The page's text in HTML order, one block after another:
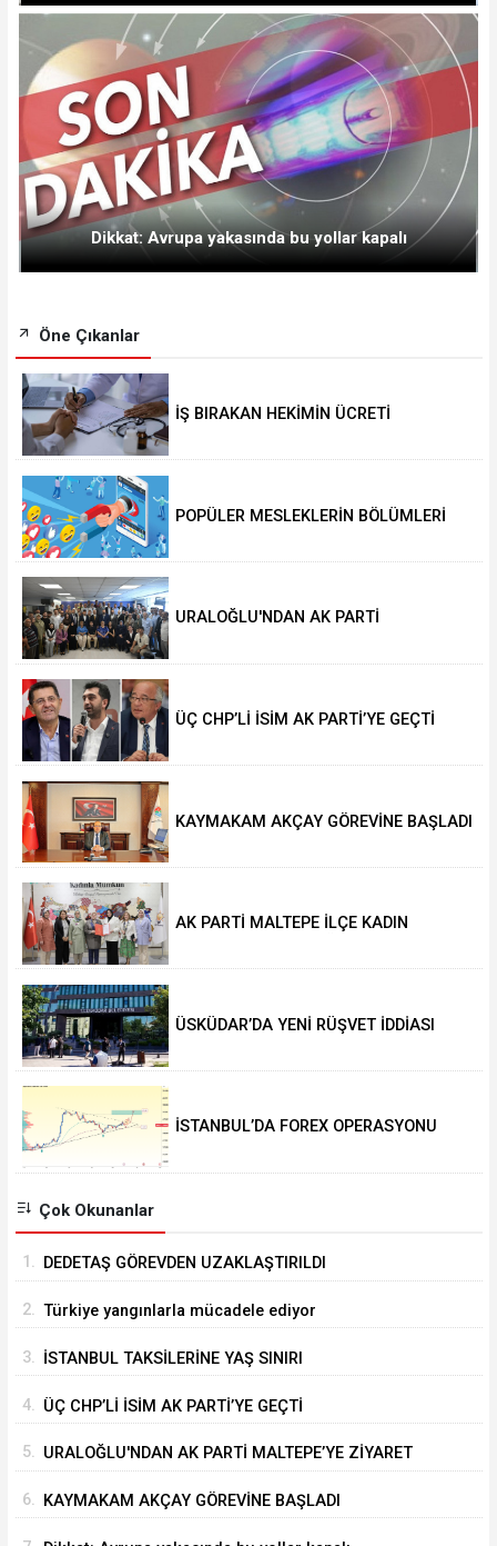
Dikkat: Avrupa yakasında bu yollar kapalı
Öne Çıkanlar
İŞ BIRAKAN HEKİMİN ÜCRETİ
POPÜLER MESLEKLERİN BÖLÜMLERİ
URALOĞLU'NDAN AK PARTİ
ÜÇ CHP’Lİ İSİM AK PARTİ’YE GEÇTİ
KAYMAKAM AKÇAY GÖREVİNE BAŞLADI
AK PARTİ MALTEPE İLÇE KADIN
ÜSKÜDAR’DA YENİ RÜŞVET İDDİASI
İSTANBUL’DA FOREX OPERASYONU
Çok Okunanlar
1. DEDETAŞ GÖREVDEN UZAKLAŞTIRILDI
2. Türkiye yangınlarla mücadele ediyor
3. İSTANBUL TAKSİLERİNE YAŞ SINIRI
4. ÜÇ CHP’Lİ İSİM AK PARTİ’YE GEÇTİ
5. URALOĞLU'NDAN AK PARTİ MALTEPE’YE ZİYARET
6. KAYMAKAM AKÇAY GÖREVİNE BAŞLADI